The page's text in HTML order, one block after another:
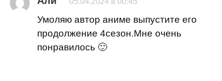
Умоляю автор аниме выпустите его
продолжение 4сезон.Мне очень
понравилось 🙂